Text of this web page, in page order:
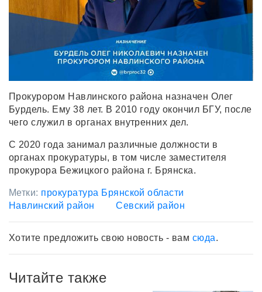
Прокурором Навлинского района назначен Олег
Бурдель. Ему 38 лет. В 2010 году окончил БГУ, после
чего служил в органах внутренних дел.
С 2020 года занимал различные должности в
органах прокуратуры, в том числе заместителя
прокурора Бежицкого района г. Брянска.
Метки: прокуратура Брянской области
Навлинский район
Севский район
Хотите предложить свою новость - вам сюда.
Читайте также